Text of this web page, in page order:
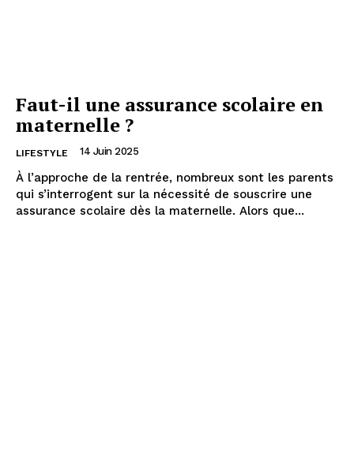
Faut-il une assurance scolaire en
maternelle ?
LIFESTYLE 14 Juin 2025
À l’approche de la rentrée, nombreux sont les parents
qui s’interrogent sur la nécessité de souscrire une
assurance scolaire dès la maternelle. Alors que...